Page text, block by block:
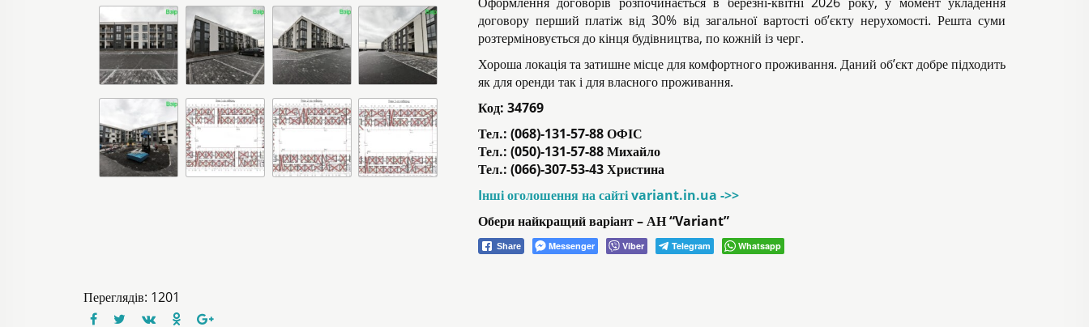
договору перший платіж від 30% від загальної вартості об’єкту нерухомості. Решта суми
розтерміновується до кінця будівництва, по кожній із черг.
Хороша локація та затишне місце для комфортного проживання. Даний об’єкт добре підходить
як для оренди так і для власного проживання.
Код: 34769
Тел.: (068)-131-57-88 ОФІС
Тел.: (050)-131-57-88 Михайло
Тел.: (066)-307-53-43 Христина
Iнші оголошення на сайті variant.in.ua ->>
Обери найкращий варіант – АН “Variant”
Share Messenger Viber Telegram Whatsapp
Переглядів: 1201